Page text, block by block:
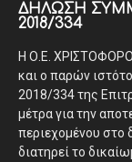
ΔΉΛΩΣΗ
2018/334
Η Ο.Ε.
και ο παρών
2018/334 της
μέτρα για την
περιεχομένου στο
διατηρεί το